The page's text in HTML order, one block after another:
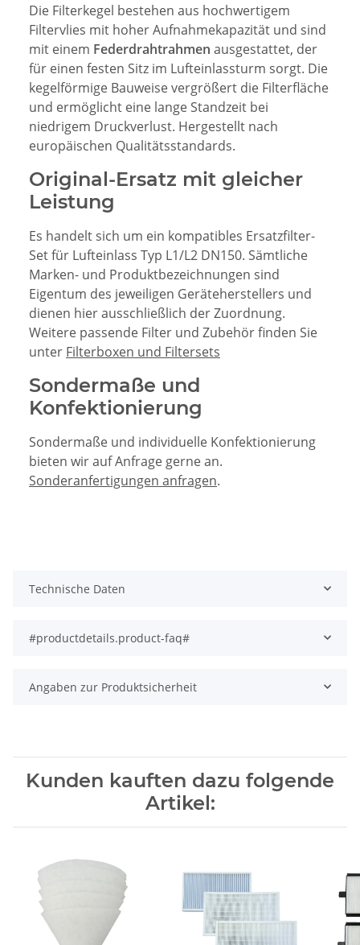
Die Filterkegel bestehen aus hochwertigem
Filtervlies mit hoher Aufnahmekapazität und sind
mit einem Federdrahtrahmen ausgestattet, der
für einen festen Sitz im Lufteinlassturm sorgt. Die
kegelförmige Bauweise vergrößert die Filterfläche
und ermöglicht eine lange Standzeit bei
niedrigem Druckverlust. Hergestellt nach
europäischen Qualitätsstandards.
Original-Ersatz mit gleicher
Leistung
Es handelt sich um ein kompatibles Ersatzfilter-
Set für Lufteinlass Typ L1/L2 DN150. Sämtliche
Marken- und Produktbezeichnungen sind
Eigentum des jeweiligen Geräteherstellers und
dienen hier ausschließlich der Zuordnung.
Weitere passende Filter und Zubehör finden Sie
unter Filterboxen und Filtersets
Sondermaße und
Konfektionierung
Sondermaße und individuelle Konfektionierung
bieten wir auf Anfrage gerne an.
Sonderanfertigungen anfragen.
Technische Daten
#productdetails.product-faq#
Angaben zur Produktsicherheit
Kunden kauften dazu folgende
Artikel: